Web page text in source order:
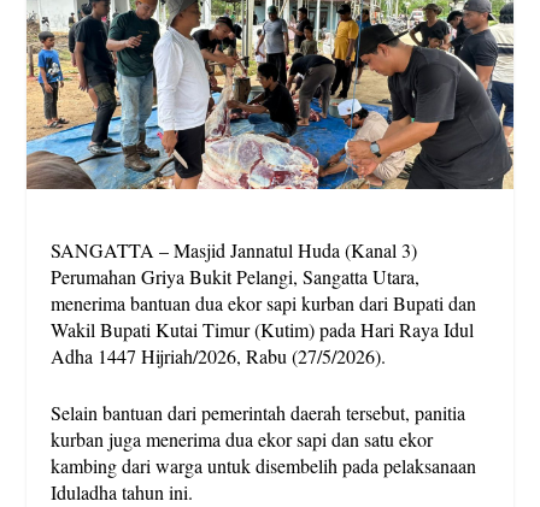
SANGATTA – Masjid Jannatul Huda (Kanal 3)
Perumahan Griya Bukit Pelangi, Sangatta Utara,
menerima bantuan dua ekor sapi kurban dari Bupati dan
Wakil Bupati Kutai Timur (Kutim) pada Hari Raya Idul
Adha 1447 Hijriah/2026, Rabu (27/5/2026).
Selain bantuan dari pemerintah daerah tersebut, panitia
kurban juga menerima dua ekor sapi dan satu ekor
kambing dari warga untuk disembelih pada pelaksanaan
Iduladha tahun ini.